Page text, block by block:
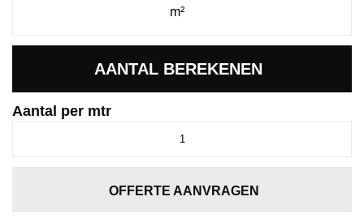
AANTAL BEREKENEN
Aantal per mtr
OFFERTE AANVRAGEN